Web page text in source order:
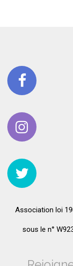
Association loi
sous le n°